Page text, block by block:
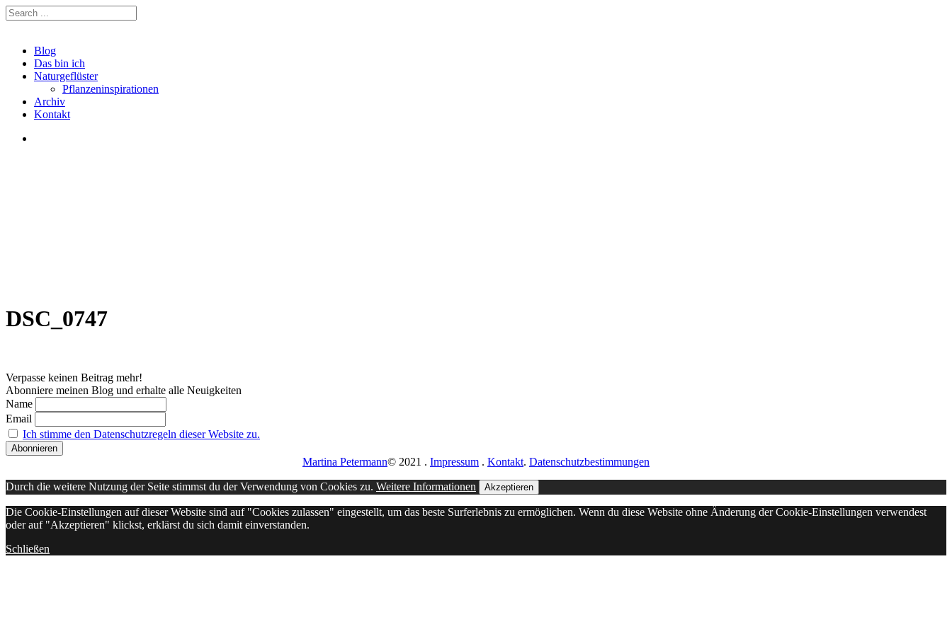
Blog
Das bin ich
Naturgeflüster
Pflanzeninspirationen
Archiv
Kontakt
DSC_0747
Verpasse keinen Beitrag mehr!
Abonniere meinen Blog und erhalte alle Neuigkeiten
Name
Email
Ich stimme den Datenschutzregeln dieser Website zu.
Martina Petermann© 2021 . Impressum . Kontakt. Datenschutzbestimmungen
Durch die weitere Nutzung der Seite stimmst du der Verwendung von Cookies zu. Weitere Informationen Akzeptieren
Die Cookie-Einstellungen auf dieser Website sind auf "Cookies zulassen" eingestellt, um das beste Surferlebnis zu ermöglichen. Wenn du diese Website ohne Änderung der Cookie-Einstellungen verwendest
oder auf "Akzeptieren" klickst, erklärst du sich damit einverstanden.
Schließen